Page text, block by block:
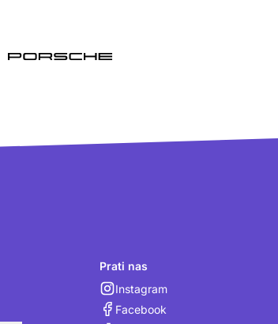
Prati nas
Instagram
Facebook